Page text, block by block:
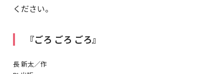
ください。
『ごろ ごろ ごろ』
長 新太／作